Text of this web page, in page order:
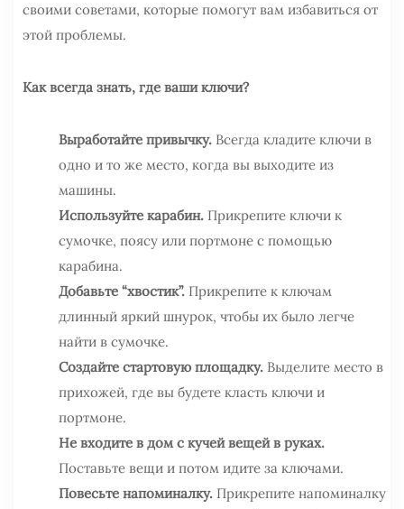
своими советами, которые помогут вам избавиться от
этой проблемы.
Как всегда знать, где ваши ключи?
Выработайте привычку. Всегда кладите ключи в
одно и то же место, когда вы выходите из
машины.
Используйте карабин. Прикрепите ключи к
сумочке, поясу или портмоне с помощью
карабина.
Добавьте “хвостик”. Прикрепите к ключам
длинный яркий шнурок, чтобы их было легче
найти в сумочке.
Создайте стартовую площадку. Выделите место в
прихожей, где вы будете класть ключи и
портмоне.
Не входите в дом с кучей вещей в руках.
Поставьте вещи и потом идите за ключами.
Повесьте напоминалку. Прикрепите напоминалку